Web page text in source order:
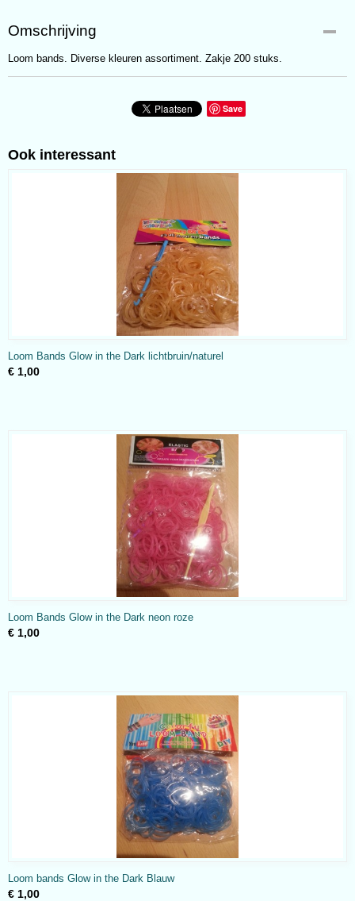
Omschrijving
Loom bands. Diverse kleuren assortiment. Zakje 200 stuks.
Save
Ook interessant
Loom Bands Glow in the Dark lichtbruin/naturel
€ 1,00
Loom Bands Glow in the Dark neon roze
€ 1,00
Loom bands Glow in the Dark Blauw
€ 1,00